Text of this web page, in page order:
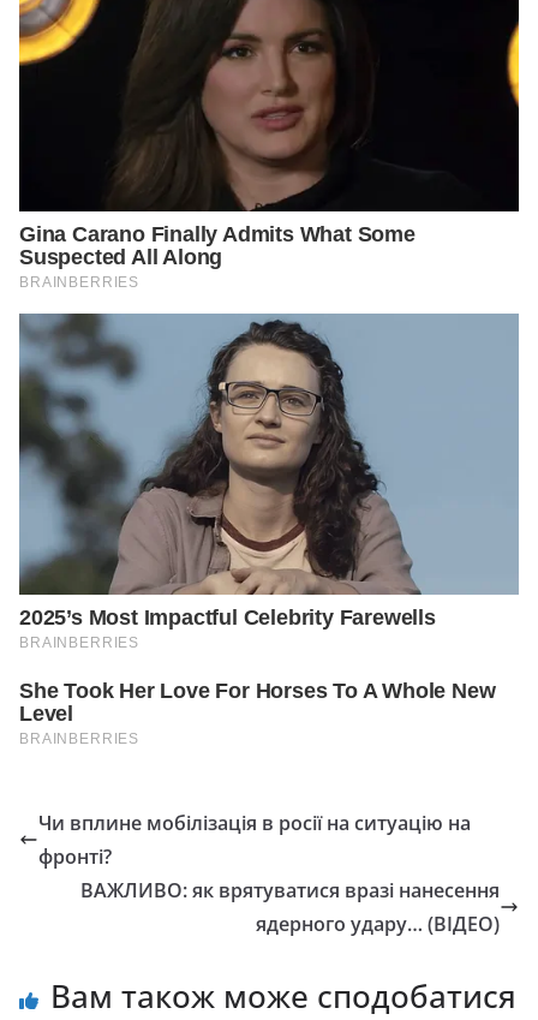
Чи вплине мобілізація в росії на ситуацію на
фронті?
ВАЖЛИВО: як врятуватися вразі нанесення
ядерного удару… (ВІДЕО)
Вам також може сподобатися